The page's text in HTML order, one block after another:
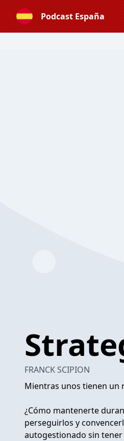
Podcast España
FRANCK SCIPION
Mientras unos tienen un
¿Cómo mantenerte
perseguirlos y
autogestionado sin